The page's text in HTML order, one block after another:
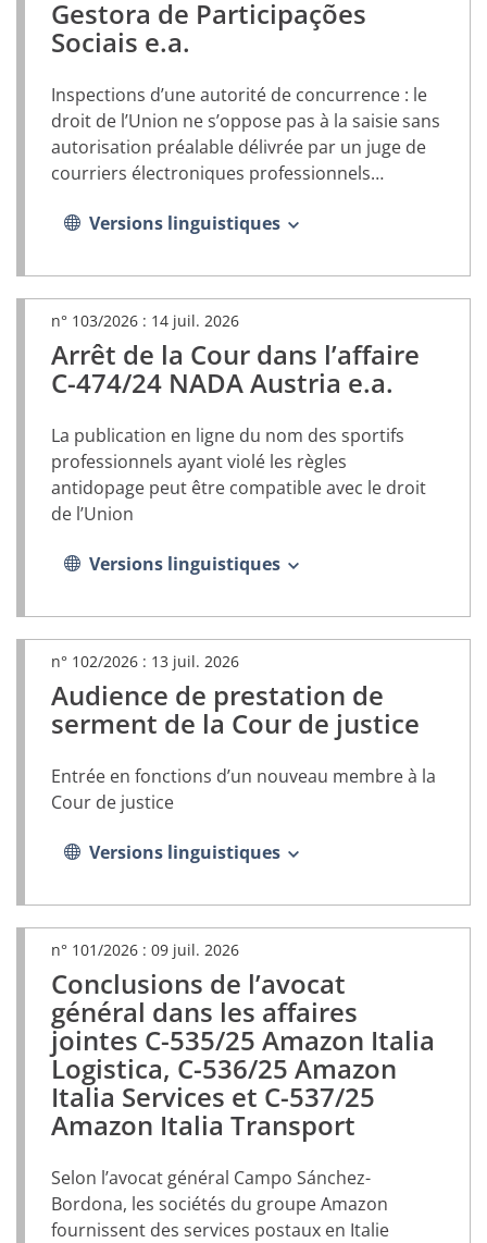
Gestora de Participações
Sociais e.a.
Inspections d’une autorité de concurrence : le
droit de l’Union ne s’oppose pas à la saisie sans
autorisation préalable délivrée par un juge de
courriers électroniques professionnels
des entreprises visées par une enquête
Versions linguistiques
n° 103/2026 : 14 juil. 2026
Arrêt de la Cour dans l’affaire
C-474/24 NADA Austria e.a.
(document
PDF,
s’ouvrira
un
nouvel
onglet)
La publication en ligne du nom des sportifs
professionnels ayant violé les règles
antidopage peut être compatible avec le droit
de l’Union
Versions linguistiques
n° 102/2026 : 13 juil. 2026
Audience de prestation de
serment de la Cour de justice
(document
PDF,
s’ouvrira
un
nouvel
Entrée en fonctions d’un nouveau membre à la
Cour de justice
Versions linguistiques
n° 101/2026 : 09 juil. 2026
Conclusions de l’avocat
général dans les affaires
jointes C-535/25 Amazon Italia
Logistica, C-536/25 Amazon
Italia Services et C-537/25
Amazon Italia Transport
(document
PDF,
s’ouvrira
dans
un
nouvel
onglet)
Selon l’avocat général Campo Sánchez-
Bordona, les sociétés du groupe Amazon
fournissent des services postaux en Italie